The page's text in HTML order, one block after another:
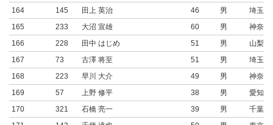
164
145 田上 英治 46 男
埼玉県
165
233 大沼 宣雄 60 男
神奈川
166
228 田中 はじめ 51 男
山梨県
167
73 古澤 将至 51 男
埼玉県
168
223 早川 大介 49 男
神奈川
169
57 上野 修平 38 男
愛知県
170
321 石橋 亮一 39 男
千葉県